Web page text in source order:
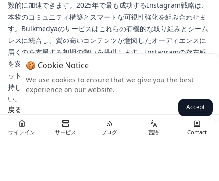
サインイン サービス ブログ 言語 Contact
数的に加速できます。2025年で最も成功するInstagram戦略は、
本物のコミュニティ構築とスマートな可視性強化を組み合わせま
す。Bulkmedyaのサービスはこれらの有機的な取り組みとシーム
レスに統合し、質の高いコンテンツが意図したオーディエンスに
届くのを支援する初期の勢いを提供します。Instagramの存在感
を変える準備はできていますか？今日すぐにBulkmedyaのターゲ
ット成長ソリューションを探索し、本物のコミュニティ接続を維
持しながらエンゲージメント指標が急上昇するのを見てくださ
い。
戻る
🍪 Cookie Notice
We use cookies to ensure that we give you the best
experience on our website.
Accept